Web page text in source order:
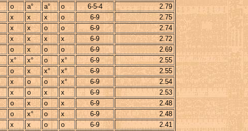
o a° a° o 6-5-4
2.79
x x x o 6-9
2.75
x x o o 6-9
2.74
x x x x 6-9
2.72
o x o o 6-9
2.69
x° x° o x° 6-9
2.55
o x x° x° 6-9
2.55
x o o x° 6-9
2.54
x o x x 6-9
2.53
o x o x 6-9
2.48
o x° o x 6-9
2.48
x x o o 6-9
2.41